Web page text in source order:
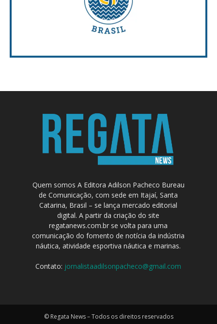
Quem somos A Editora Adilson Pacheco Bureau
de Comunicação, com sede em Itajaí, Santa
Catarina, Brasil – se lança mercado editorial
digital. A partir da criação do site
regatanews.com.br se volta para uma
comunicação do fomento de notícia da indústria
náutica, atividade esportiva náutica e marinas.
Contato: jornalistaadilsonpacheco@gmail.com
© Regata News – Todos os direitos reservados